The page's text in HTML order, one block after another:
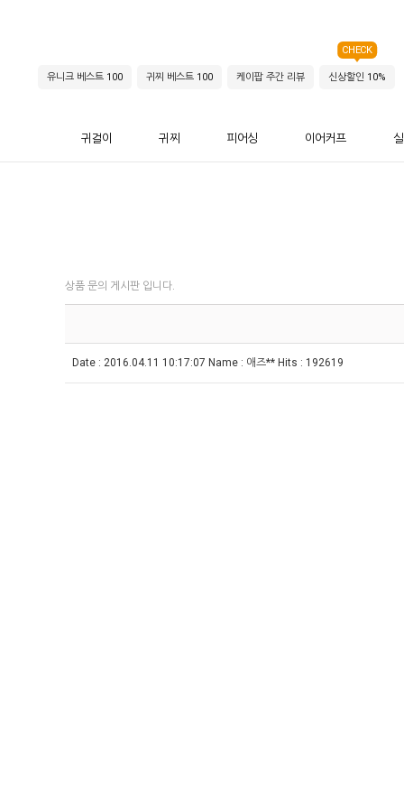
유니크 베스트 100 귀찌 베스트 100 케이팝 주간 리뷰 신상할인 10%
CHECK
귀걸이 귀찌 피어싱 이어커프
상품 문의 게시판 입니다.
Date : 2016.04.11 10:17:07 Name : 애즈** Hits : 192619